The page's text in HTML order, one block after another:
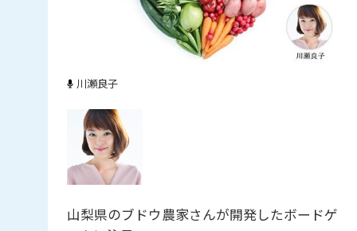
川瀬良子
山梨県のブドウ農家さんが開発したボードゲ